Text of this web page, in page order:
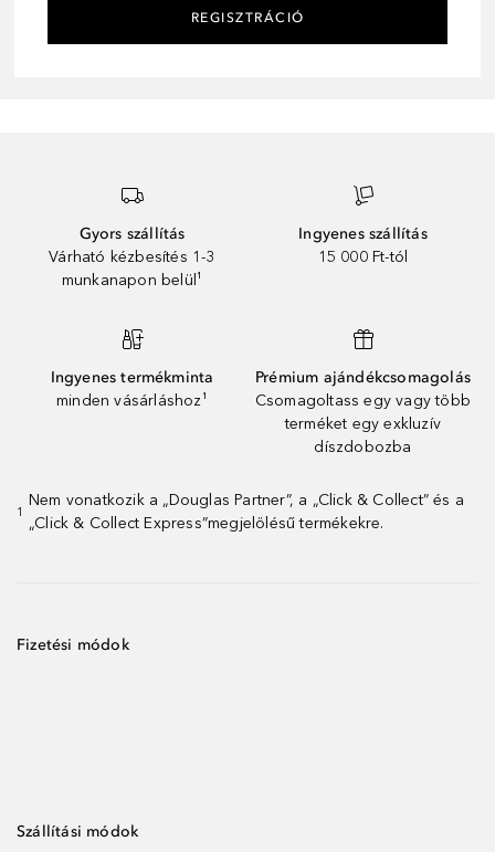
REGISZTRÁCIÓ
Gyors szállítás
Várható kézbesítés 1-3
munkanapon belül¹
Ingyenes szállítás
15 000 Ft-tól
Ingyenes termékminta
minden vásárláshoz¹
Prémium ajándékcsomagolás
Csomagoltass egy vagy több
terméket egy exkluzív
díszdobozba
1
Nem vonatkozik a „Douglas Partner”, a „Click & Collect” és a
„Click & Collect Express”megjelölésű termékekre.
Fizetési módok
Szállítási módok